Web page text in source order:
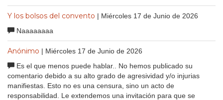
Y los bolsos del convento | Miércoles 17 de Junio de 2026
Naaaaaaaa
Anónimo | Miércoles 17 de Junio de 2026
Es el que menos puede hablar.. No hemos publicado su
comentario debido a su alto grado de agresividad y/o injurias
manifiestas. Esto no es una censura, sino un acto de
responsabilidad. Le extendemos una invitación para que se